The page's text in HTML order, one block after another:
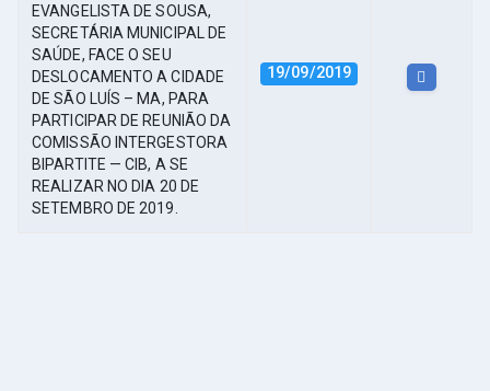
EVANGELISTA DE SOUSA,
SECRETÁRIA MUNICIPAL DE
SAÚDE, FACE O SEU
DESLOCAMENTO A CIDADE
DE SÃO LUÍS – MA, PARA
PARTICIPAR DE REUNIÃO DA
COMISSÃO INTERGESTORA
BIPARTITE — CIB, A SE
REALIZAR NO DIA 20 DE
SETEMBRO DE 2019.
19/09/2019